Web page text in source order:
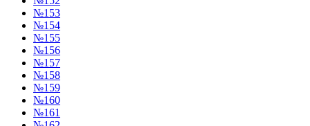
№153
№154
№155
№156
№157
№158
№159
№160
№161